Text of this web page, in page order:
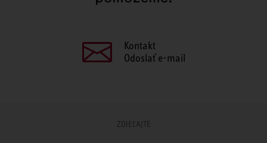
Kontakt
Odoslať e-mail
ZDIEĽAJTE